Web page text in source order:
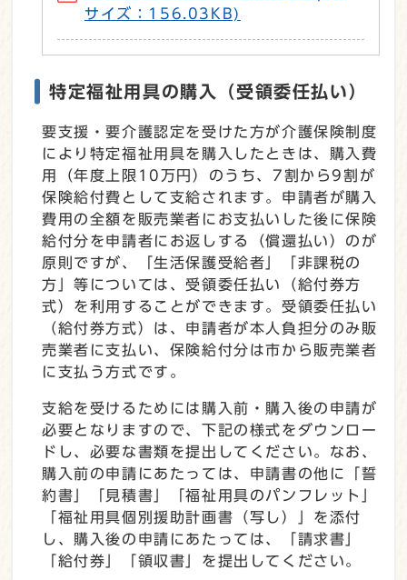
サイズ：156.03KB)
特定福祉用具の購入（受領委任払い）
要支援・要介護認定を受けた方が介護保険制度
により特定福祉用具を購入したときは、購入費
用（年度上限10万円）のうち、7割から9割が
保険給付費として支給されます。申請者が購入
費用の全額を販売業者にお支払いした後に保険
給付分を申請者にお返しする（償還払い）のが
原則ですが、「生活保護受給者」「非課税の
方」等については、受領委任払い（給付券方
式）を利用することができます。受領委任払い
（給付券方式）は、申請者が本人負担分のみ販
売業者に支払い、保険給付分は市から販売業者
に支払う方式です。
支給を受けるためには購入前・購入後の申請が
必要となりますので、下記の様式をダウンロー
ドし、必要な書類を提出してください。なお、
購入前の申請にあたっては、申請書の他に「誓
約書」「見積書」「福祉用具のパンフレット」
「福祉用具個別援助計画書（写し）」を添付
し、購入後の申請にあたっては、「請求書」
「給付券」「領収書」を提出してください。